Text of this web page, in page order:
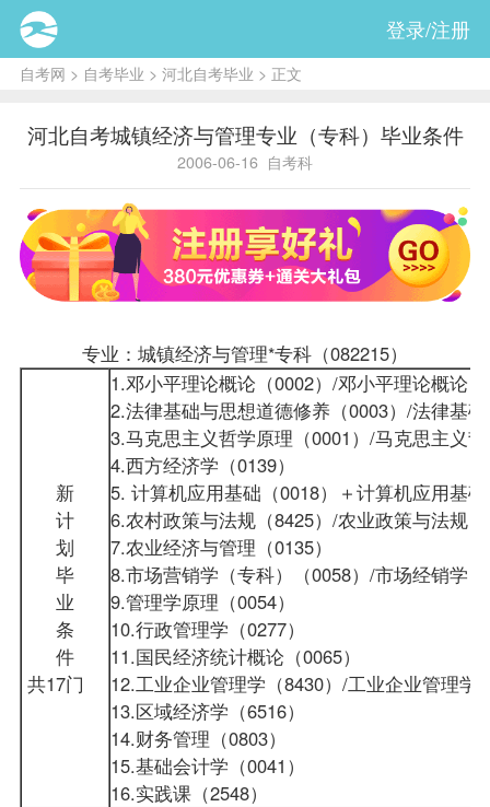
登录/注册
自考网 > 自考毕业 > 河北自考毕业 > 正文
河北自考城镇经济与管理专业（专科）毕业条件
2006-06-16 自考科
专业：城镇经济与管理*专科（082215）
新
计
划
毕
业
条
件
共17门
1.邓小平理论概论（0002）/邓小平理论概论
2.法律基础与思想道德修养（0003）/法律基
3.马克思主义哲学原理（0001）/马克思主义
4.西方经济学 （0139）
5. 计算机应用基础 （0018）＋计算机应用基
6.农村政策与法规（8425）/农业政策与法规
7.农业经济与管理（0135）
8.市场营销学 （专科）（0058）/市场经销学
9.管理学原理 （0054）
10.行政管理学 （0277）
11.国民经济统计概论 （0065）
12.工业企业管理学（8430）/工业企业管理学
13.区域经济学（6516）
14.财务管理（0803）
15.基础会计学 （0041）
16.实践课（2548）